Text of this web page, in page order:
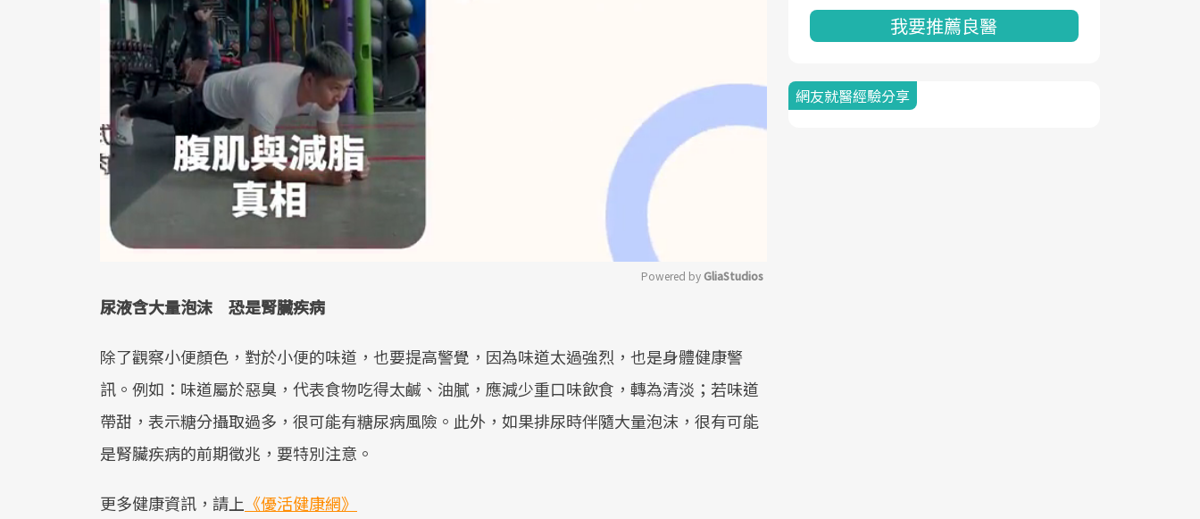
Powered by GliaStudios
尿液含大量泡沫 恐是腎臟疾病
除了觀察小便顏色，對於小便的味道，也要提高警覺，因為味道太過強烈，也是身體健康警
訊。例如：味道屬於惡臭，代表食物吃得太鹹、油膩，應減少重口味飲食，轉為清淡；若味道
帶甜，表示糖分攝取過多，很可能有糖尿病風險。此外，如果排尿時伴隨大量泡沫，很有可能
是腎臟疾病的前期徵兆，要特別注意。
更多健康資訊，請上 《優活健康網》
我要推薦良醫
網友就醫經驗分享